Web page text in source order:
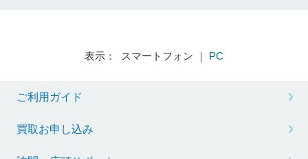
表示： スマートフォン ｜ PC
ご利用ガイド
買取お申し込み